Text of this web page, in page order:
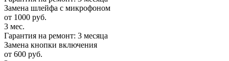
Замена шлейфа с микрофоном
от 1000 руб.
3 мес.
Гарантия на ремонт: 3 месяца
Замена кнопки включения
от 600 руб.